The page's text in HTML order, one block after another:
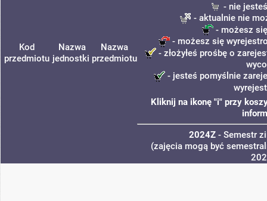
Kod
przedmiotu
Nazwa
jednostki
Nazwa
przedmiotu
- nie
- aktualnie nie
- możesz
- możesz się
- złożyłeś prośbę o
- jesteś pomyślnie
Kliknij na ikonę "i" przy
2024Z - Semestr
(zajęcia mogą być